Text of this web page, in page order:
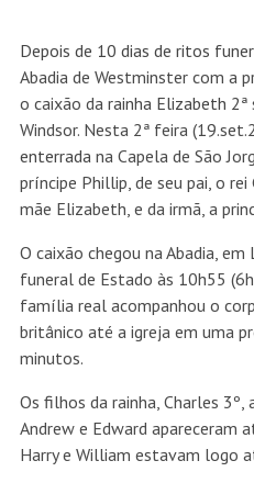
Depois de 10 dias de ritos
Abadia de Westminster com a
o caixão da rainha Elizabeth 2ª
Windsor. Nesta 2ª feira
enterradana Capela de São
príncipe Phillip, de seu pai, o rei
mãe Elizabeth, e da irmã, a
O caixão chegou na Abadia,
funeral de Estado às 10h55
família real acompanhou o
britânico até a igreja em uma
minutos.
Os filhos da rainha, Charles 3º,
Andrew e Edward apareceram
Harry e William estavam logo